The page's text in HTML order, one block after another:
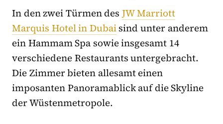
In den zwei Türmen desJW Marriott
Marquis Hotel in Dubaisind unter anderem
ein Hammam Spa sowie insgesamt 14
verschiedene Restaurants untergebracht.
Die Zimmer bieten allesamt einen
imposanten Panoramablick auf die Skyline
der Wüstenmetropole.